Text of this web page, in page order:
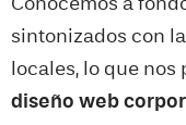
sintonizados con
locales, lo que
diseño web